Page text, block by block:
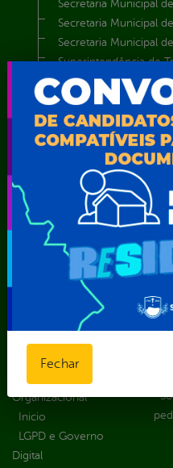
Secretaria Municipal
Secretaria Municipal
Secretaria Municipal
Superintendência de
Talhada-STTRANS
Transparência,
Portal da
Transparência
Educação
Saúde
Atos normativos
Central de Dúvidas
Convênios e
Transferências
parlamentares
Organizacional
Inicio
LGPD e Governo
Digital
Fechar